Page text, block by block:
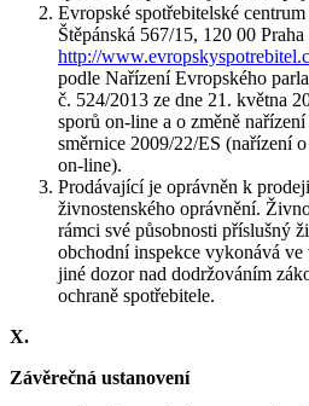
Evropské spotřebitelské
Štěpánská 567/15, 120 00
http://
podle Nařízení Evropského
č. 524/2013 ze dne 21. května
sporů on-line a o změně
směrnice 2009/22/ES (nařízení
on-line).
Prodávající je oprávněn k
živnostenského oprávnění.
rámci své působnosti příslušný
obchodní inspekce vykonává
jiné dozor nad dodržováním
ochraně spotřebitele.
X.
Závěrečná ustanovení